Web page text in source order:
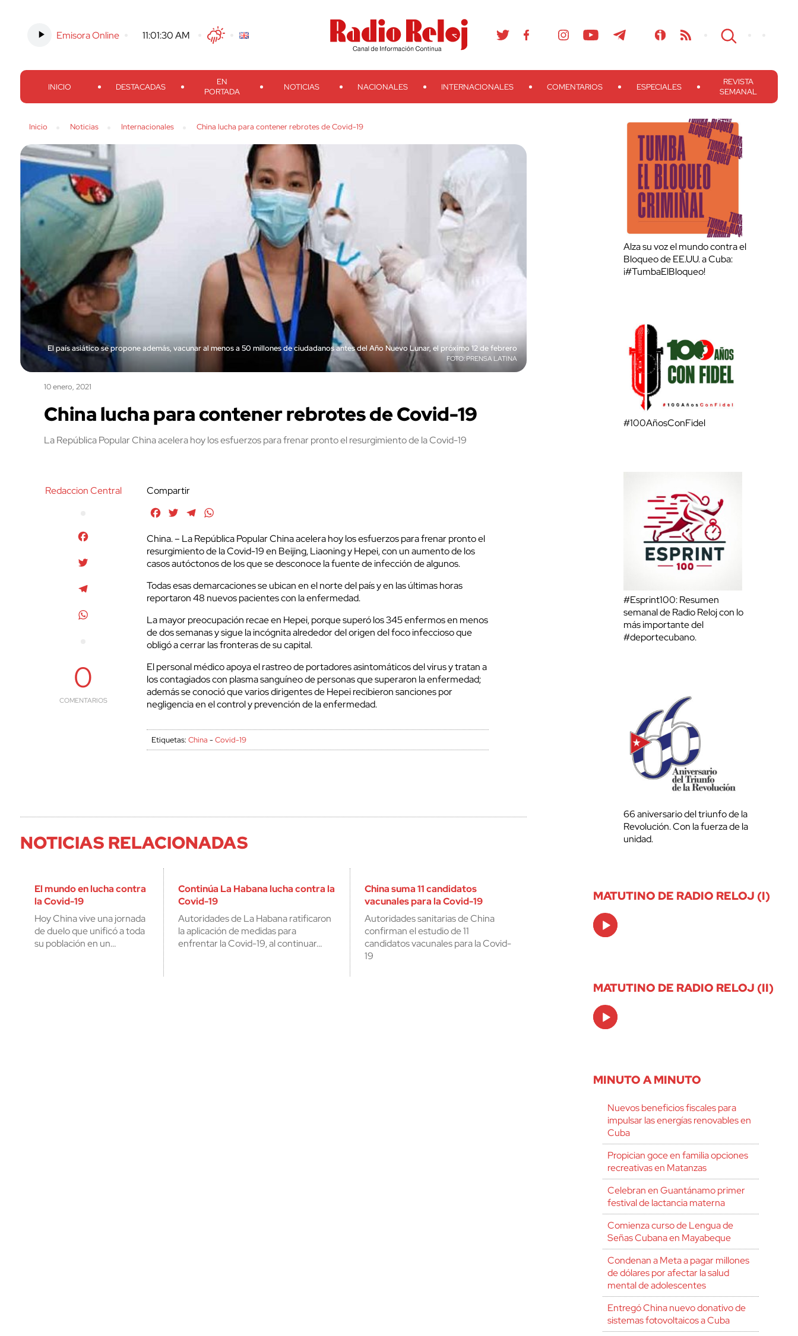
Emisora Online -11:01:31 AM TwitterFacebook
Threads
Instagram TelegramTeveo Ivoox RSS Search
INICIO DESTACADAS
EN
PORTADA
NOTICIAS NACIONALES INTERNACIONALES COMENTARIOS ESPECIALES
REVISTA
SEMANAL
Inicio Noticias Internacionales China lucha para contener rebrotes de Covid-19
El país asiático se propone además, vacunar al menos a 50 millones de ciudadanos antes del Año Nuevo Lunar, el próximo 12 de febrero
PRENSA LATINA
10 enero, 2021
China lucha para contener rebrotes de Covid-19
La República Popular China acelera hoy los esfuerzos para frenar pronto el resurgimiento de la Covid-19
Redaccion Central
0
COMENTARIOS
Compartir
FacebookTwitterTelegram
China. – La República Popular China acelera hoy los esfuerzos para frenar pronto el
resurgimiento de la Covid-19 en Beijing, Liaoning y Hepei, con un aumento de los
casos autóctonos de los que se desconoce la fuente de infección de algunos.
Todas esas demarcaciones se ubican en el norte del país y en las últimas horas
reportaron 48 nuevos pacientes con la enfermedad.
La mayor preocupación recae en Hepei, porque superó los 345 enfermos en menos
de dos semanas y sigue la incógnita alrededor del origen del foco infeccioso que
obligó a cerrar las fronteras de su capital.
El personal médico apoya el rastreo de portadores asintomáticos del virus y tratan a
los contagiados con plasma sanguíneo de personas que superaron la enfermedad;
además se conoció que varios dirigentes de Hepei recibieron sanciones por
negligencia en el control y prevención de la enfermedad.
Etiquetas:China -Covid-19
NOTICIAS RELACIONADAS
El mundo en lucha contra
la Covid-19
Hoy China vive una jornada
de duelo que unificó a toda
su población en un…
Continúa La Habana lucha contra la
Covid-19
Autoridades de La Habana ratificaron
la aplicación de medidas para
enfrentar la Covid-19, al continuar…
China suma 11 candidatos
vacunales para la Covid-19
Autoridades sanitarias de China
confirman el estudio de 11
candidatos vacunales para la Covid-
19
Alza su voz el mundo contra el
Bloqueo de EE.UU. a Cuba:
¡#TumbaElBloqueo!
#100AñosConFidel
#Esprint100: Resumen
semanal de Radio Reloj con lo
más importante del
#deportecubano.
66 aniversario del triunfo de la
Revolución. Con la fuerza de la
unidad.
MATUTINO DE RADIO RELOJ (I)
Audio
Player
MATUTINO DE RADIO RELOJ (II)
Audio
Player
MINUTO A MINUTO
Nuevos beneficios fiscales para
impulsar las energías renovables en
Cuba
Propician goce en familia opciones
recreativas en Matanzas
Celebran en Guantánamo primer
festival de lactancia materna
Comienza curso de Lengua de
Señas Cubana en Mayabeque
Condenan a Meta a pagar millones
de dólares por afectar la salud
mental de adolescentes
Entregó China nuevo donativo de
sistemas fotovoltaicos a Cuba